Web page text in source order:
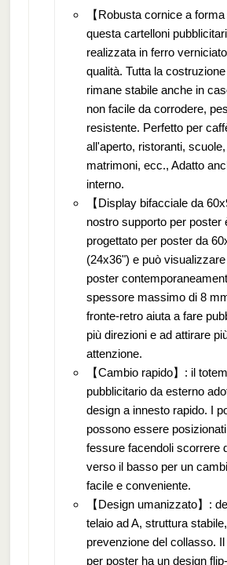
【Robusta cornice a
questa cartelloni
realizzata in ferro
qualità. Tutta la
rimane stabile anche in
non facile da corrodere,
resistente. Perfetto per
all'aperto, ristoranti,
matrimoni, ecc., Adatto
interno.
【Display bifacciale da
nostro supporto per poster
progettato per poster da
(24x36") e può
poster
spessore massimo di 8
fronte-retro aiuta a fare
più direzioni e ad attirare
attenzione.
【Cambio rapido】: il totem
pubblicitario da esterno
design a innesto rapido. I
possono essere
fessure facendoli scorrere
verso il basso per un
facile e conveniente.
【Design umanizzato】:
telaio ad A, struttura stabile,
prevenzione del collasso.
per poster ha un design